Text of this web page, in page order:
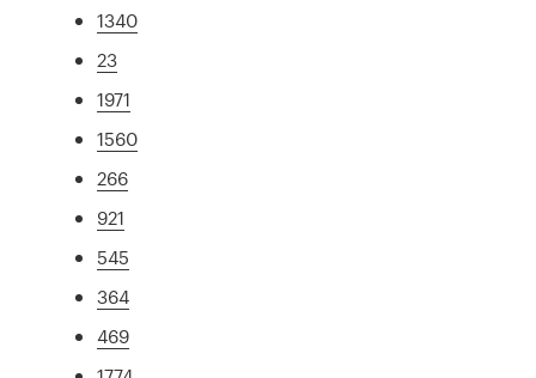
1340
23
1971
1560
266
921
545
364
469